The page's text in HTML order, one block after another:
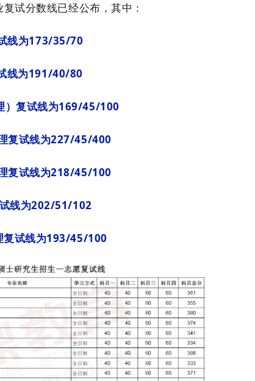
试分数线已经公布，其中：
线为173/35/70
线为191/40/80
）复试线为169/45/100
复试线为227/45/400
复试线为218/45/100
线为202/51/102
复试线为193/45/100